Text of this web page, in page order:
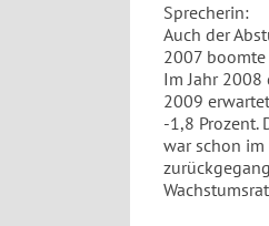
Sprecherin:
Auch der
2007
Im Jahr
2009
-1,8 Prozent.
war schon